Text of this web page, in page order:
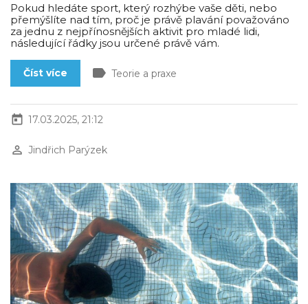
Pokud hledáte sport, který rozhýbe vaše děti, nebo
přemýšlíte nad tím, proč je právě plavání považováno
za jednu z nejpřínosnějších aktivit pro mladé lidi,
následující řádky jsou určené právě vám.
Číst více label Teorie a praxe
today 17.03.2025, 21:12
perm_identity Jindřich Parýzek